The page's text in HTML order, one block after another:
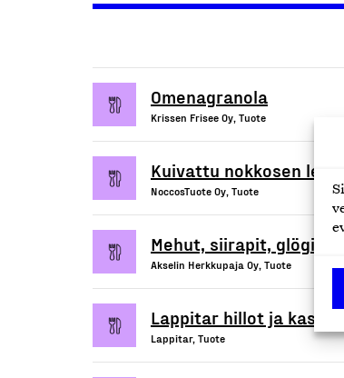
Omenagranola
Krissen Frisee Oy, Tuote
Kuivattu nokkosen
NoccosTuote Oy, Tuote
Mehut, siirapit, glögit ja
Akselin Herkkupaja Oy, Tuote
Lappitar hillot ja
Lappitar, Tuote